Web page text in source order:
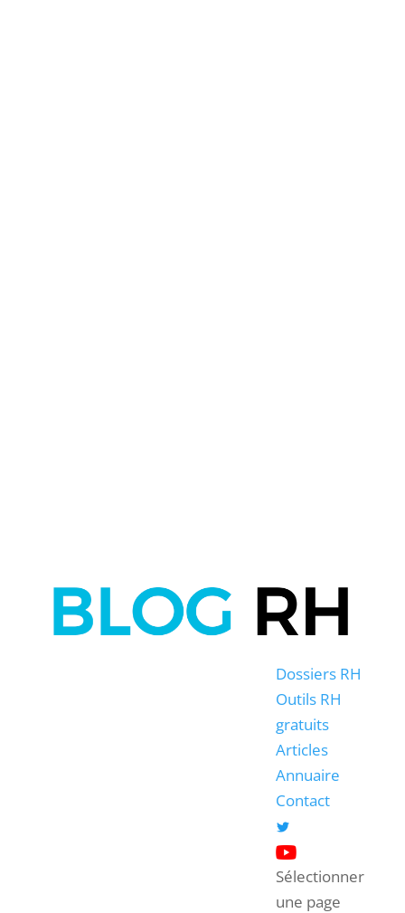
Dossiers RH
Outils RH
gratuits
Articles
Annuaire
Contact
Sélectionner
une page